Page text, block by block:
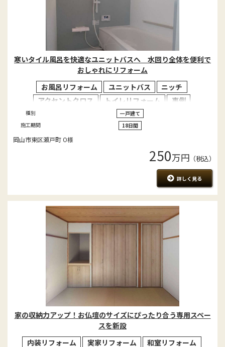
寒いタイル風呂を快適なユニットバスへ 水回り全体を便利で
おしゃれにリフォーム
お風呂リフォーム
ユニットバス
ニッチ
アクセントクロス
トイレリフォーム 事例
種別
一戸建て
施工期間
18日間
岡山市東区瀬戸町 O様
250万円 （税込）
詳しく見る
家の収納力アップ！お仏壇のサイズにぴったり合う専用スペー
スを新設
内装リフォーム
実家リフォーム
和室リフォーム